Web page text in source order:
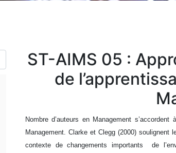
ST-AIMS 05 :
de
Nombre d’auteurs en Management
Management. Clarke et Clegg (2000) soulignent
contexte de changements importants de